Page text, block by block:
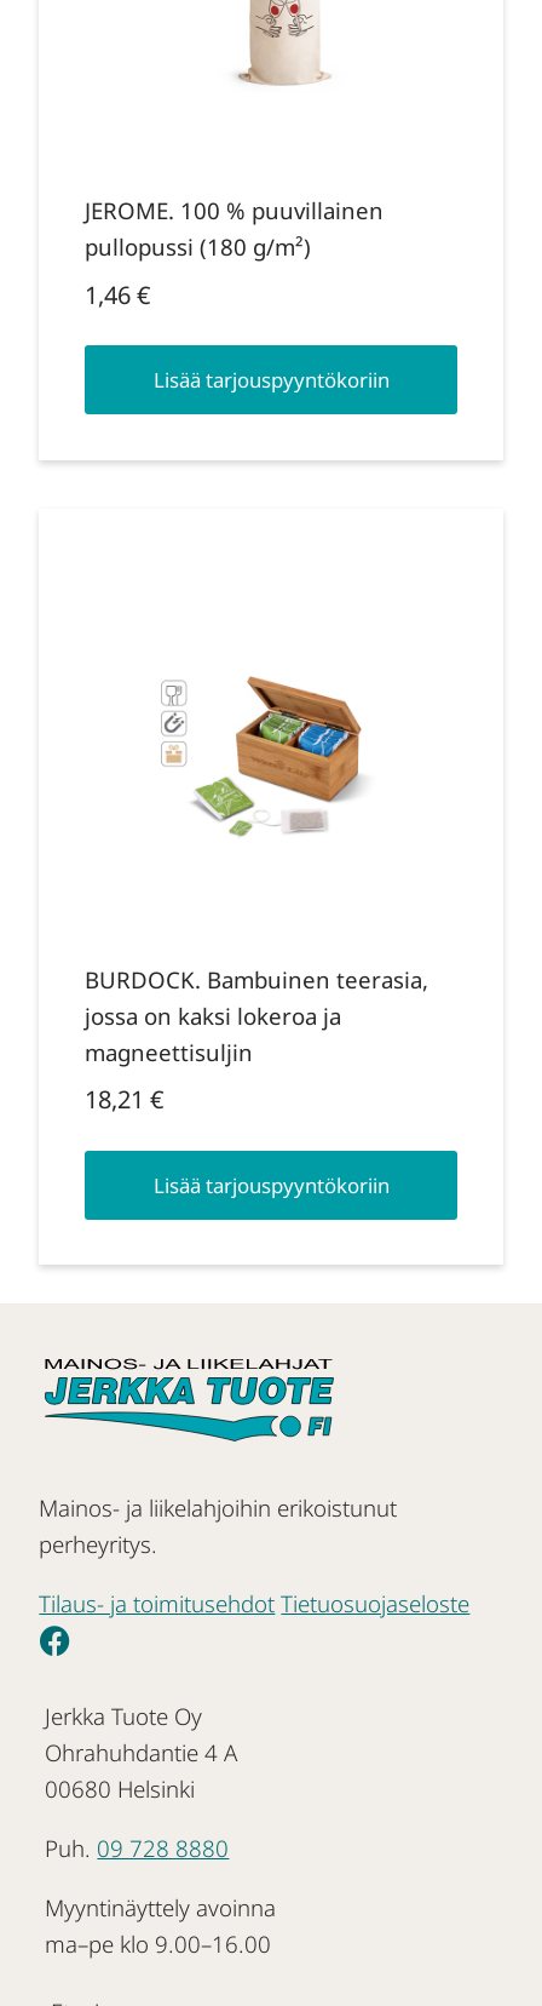
JEROME. 100 % puuvillainen
pullopussi (180 g/m²)
1,46€
Lisää tarjouspyyntökoriin
BURDOCK. Bambuinen teerasia,
jossa on kaksi lokeroa ja
magneettisuljin
18,21 €
Lisää tarjouspyyntökoriin
Mainos- ja liikelahjoihin erikoistunut
perheyritys.
Tilaus- ja toimitusehdot Tietuosuojaseloste
Jerkka Tuote Oy
Ohrahuhdantie 4 A
00680 Helsinki
Puh. 09 728 8880
Myyntinäyttely avoinna
ma–pe klo 9.00–16.00